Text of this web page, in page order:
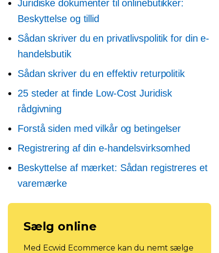
Juridiske dokumenter til onlinebutikker:
Beskyttelse og tillid
Sådan skriver du en privatlivspolitik for din e-
handelsbutik
Sådan skriver du en effektiv returpolitik
25 steder at finde Low-Cost Juridisk
rådgivning
Forstå siden med vilkår og betingelser
Registrering af din e-handelsvirksomhed
Beskyttelse af mærket: Sådan registreres et
varemærke
Sælg online
Med Ecwid Ecommerce kan du nemt sælge